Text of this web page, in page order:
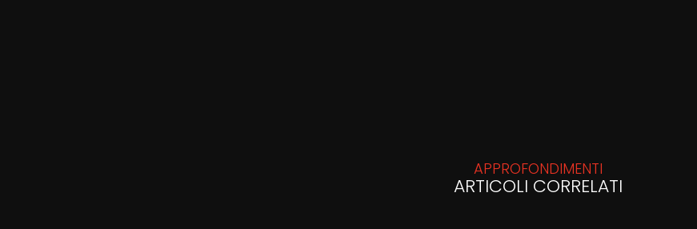
APPROFONDIMENTI
ARTICOLI CORRELATI